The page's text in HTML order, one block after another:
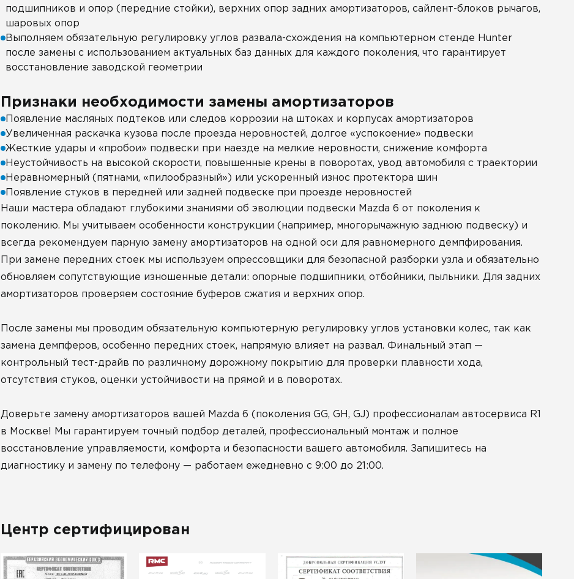
подшипников и опор (передние стойки), верхних опор задних амортизаторов, сайлент-блоков рычагов,
шаровых опор
Выполняем обязательную регулировку углов развала-схождения на компьютерном стенде Hunter
после замены с использованием актуальных баз данных для каждого поколения, что гарантирует
восстановление заводской геометрии
Признаки необходимости замены амортизаторов
Появление масляных подтеков или следов коррозии на штоках и корпусах амортизаторов
Увеличенная раскачка кузова после проезда неровностей, долгое «успокоение» подвески
Жесткие удары и «пробои» подвески при наезде на мелкие неровности, снижение комфорта
Неустойчивость на высокой скорости, повышенные крены в поворотах, увод автомобиля с траектории
Неравномерный (пятнами, «пилообразный») или ускоренный износ протектора шин
Появление стуков в передней или задней подвеске при проезде неровностей
Наши мастера обладают глубокими знаниями об эволюции подвески Mazda 6 от поколения к
поколению. Мы учитываем особенности конструкции (например, многорычажную заднюю подвеску) и
всегда рекомендуем парную замену амортизаторов на одной оси для равномерного демпфирования.
При замене передних стоек мы используем опрессовщики для безопасной разборки узла и обязательно
обновляем сопутствующие изношенные детали: опорные подшипники, отбойники, пыльники. Для задних
амортизаторов проверяем состояние буферов сжатия и верхних опор.
После замены мы проводим обязательную компьютерную регулировку углов установки колес, так как
замена демпферов, особенно передних стоек, напрямую влияет на развал. Финальный этап —
контрольный тест-драйв по различному дорожному покрытию для проверки плавности хода,
отсутствия стуков, оценки устойчивости на прямой и в поворотах.
Доверьте замену амортизаторов вашей Mazda 6 (поколения GG, GH, GJ) профессионалам автосервиса R1
в Москве! Мы гарантируем точный подбор деталей, профессиональный монтаж и полное
восстановление управляемости, комфорта и безопасности вашего автомобиля. Запишитесь на
диагностику и замену по телефону — работаем ежедневно с 9:00 до 21:00.
Центр сертифицирован